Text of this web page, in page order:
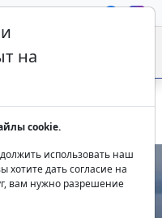
яркого отдыха на море
на
cookie.
использовать наш
хотите дать согласие на
вам нужно разрешение